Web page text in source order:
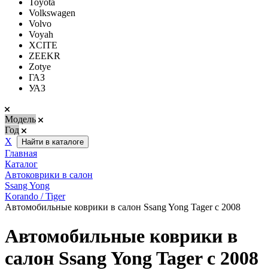
Toyota
Volkswagen
Volvo
Voyah
XCITE
ZEEKR
Zotye
ГАЗ
УАЗ
Модель
Год
Х
Найти в каталоге
Главная
Каталог
Автоковрики в салон
Ssang Yong
Korando / Tiger
Автомобильные коврики в салон Ssang Yong Tager с 2008
Автомобильные коврики в
салон Ssang Yong Tager с 2008